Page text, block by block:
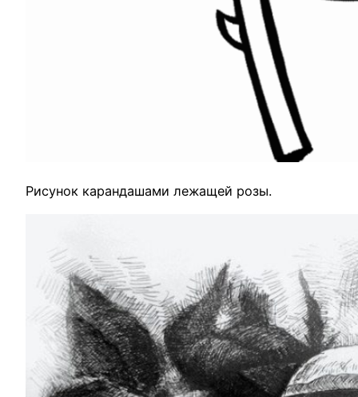
Рисунок карандашами лежащей розы.